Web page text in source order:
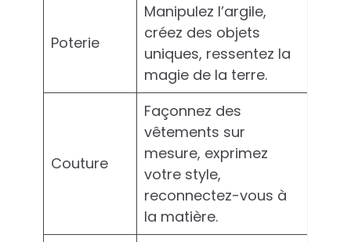
Poterie
Manipulez l’argile,
créez des objets
uniques, ressentez la
magie de la terre.
Couture
Façonnez des
vêtements sur
mesure, exprimez
votre style,
reconnectez-vous à
la matière.